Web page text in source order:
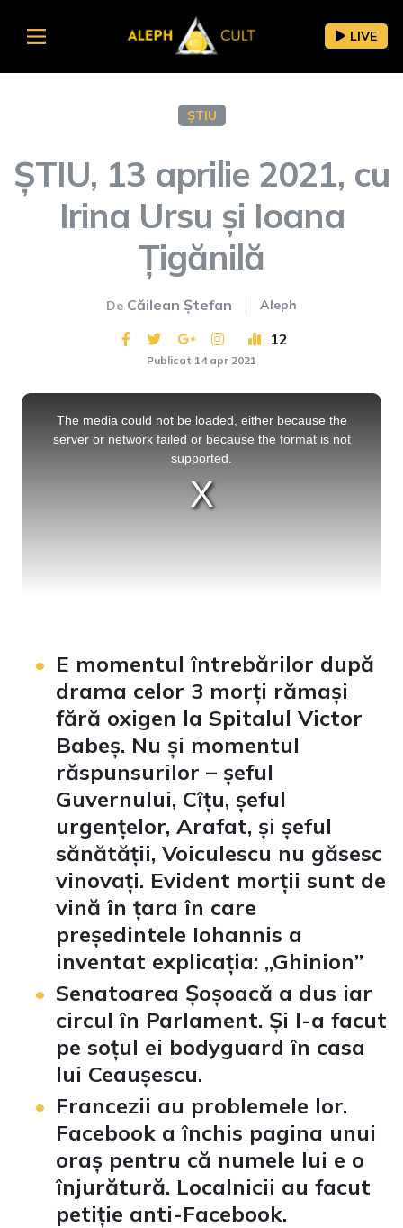
LIVE
ȘTIU
ȘTIU, 13 aprilie 2021, cu
Irina Ursu și Ioana
Țigănilă
De Căilean Ștefan Aleph
12
Publicat 14 apr 2021
This
The media could not be loaded, either because the
server or network failed or because the format is not
supported.
E momentul întrebărilor după
drama celor 3 morți rămași
fără oxigen la Spitalul Victor
Babeș. Nu și momentul
răspunsurilor – șeful
Guvernului, Cîțu, șeful
urgențelor, Arafat, și șeful
sănătății, Voiculescu nu găsesc
vinovați. Evident morții sunt de
vină în țara în care
președintele Iohannis a
inventat explicația: „Ghinion”
Senatoarea Șoșoacă a dus iar
circul în Parlament. Și l-a facut
pe soțul ei bodyguard în casa
lui Ceaușescu.
Francezii au problemele lor.
Facebook a închis pagina unui
oraș pentru că numele lui e o
înjurătură. Localnicii au facut
petiție anti-Facebook.